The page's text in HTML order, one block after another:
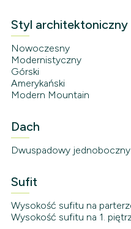
Styl architektoniczny
Nowoczesny
Modernistyczny
Górski
Amerykański
Modern Mountain
Dach
Dwuspadowy jednoboczny
Sufit
Wysokość sufitu na
Wysokość sufitu na 1.